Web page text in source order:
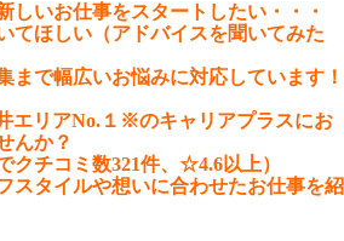
いお仕事をスタートしたい・・・
てほしい（アドバイスを聞いてみた
まで幅広いお悩みに対応しています！
エリアNo.１※のキャリアプラスにお
んか？
クチコミ数321件、☆4.6以上）
スタイルや想いに合わせたお仕事を紹